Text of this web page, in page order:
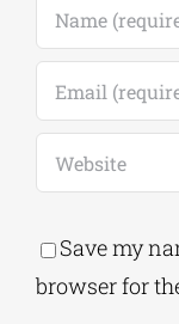
Save my
browser for